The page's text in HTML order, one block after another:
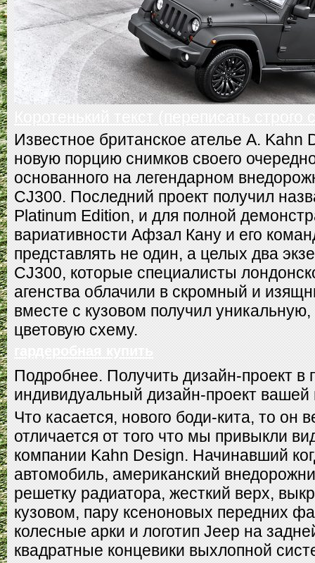
Известное британское ателье А. Kahn
новую порцию снимков своего
основанного на легендарном
CJ300. Последний проект получил
Platinum Edition, и для полной
вариативности Афзал Кану и его
представлять не один, а целых два
CJ300, которые специалисты
агенства облачили в скромный и
вместе с кузовом получил
цветовую схему.
Подробнее. Получить дизайн-проект в
индивидуальный дизайн-проект
Что касается, нового боди-кита, то он
отличается от того что мы привыкли
компании Kahn Design. Начинавший
автомобиль, американский
решетку радиатора, жесткий верх,
кузовом, пару ксеноновых передних
колесные арки и логотип Jeep на
квадратные концевики выхлопной